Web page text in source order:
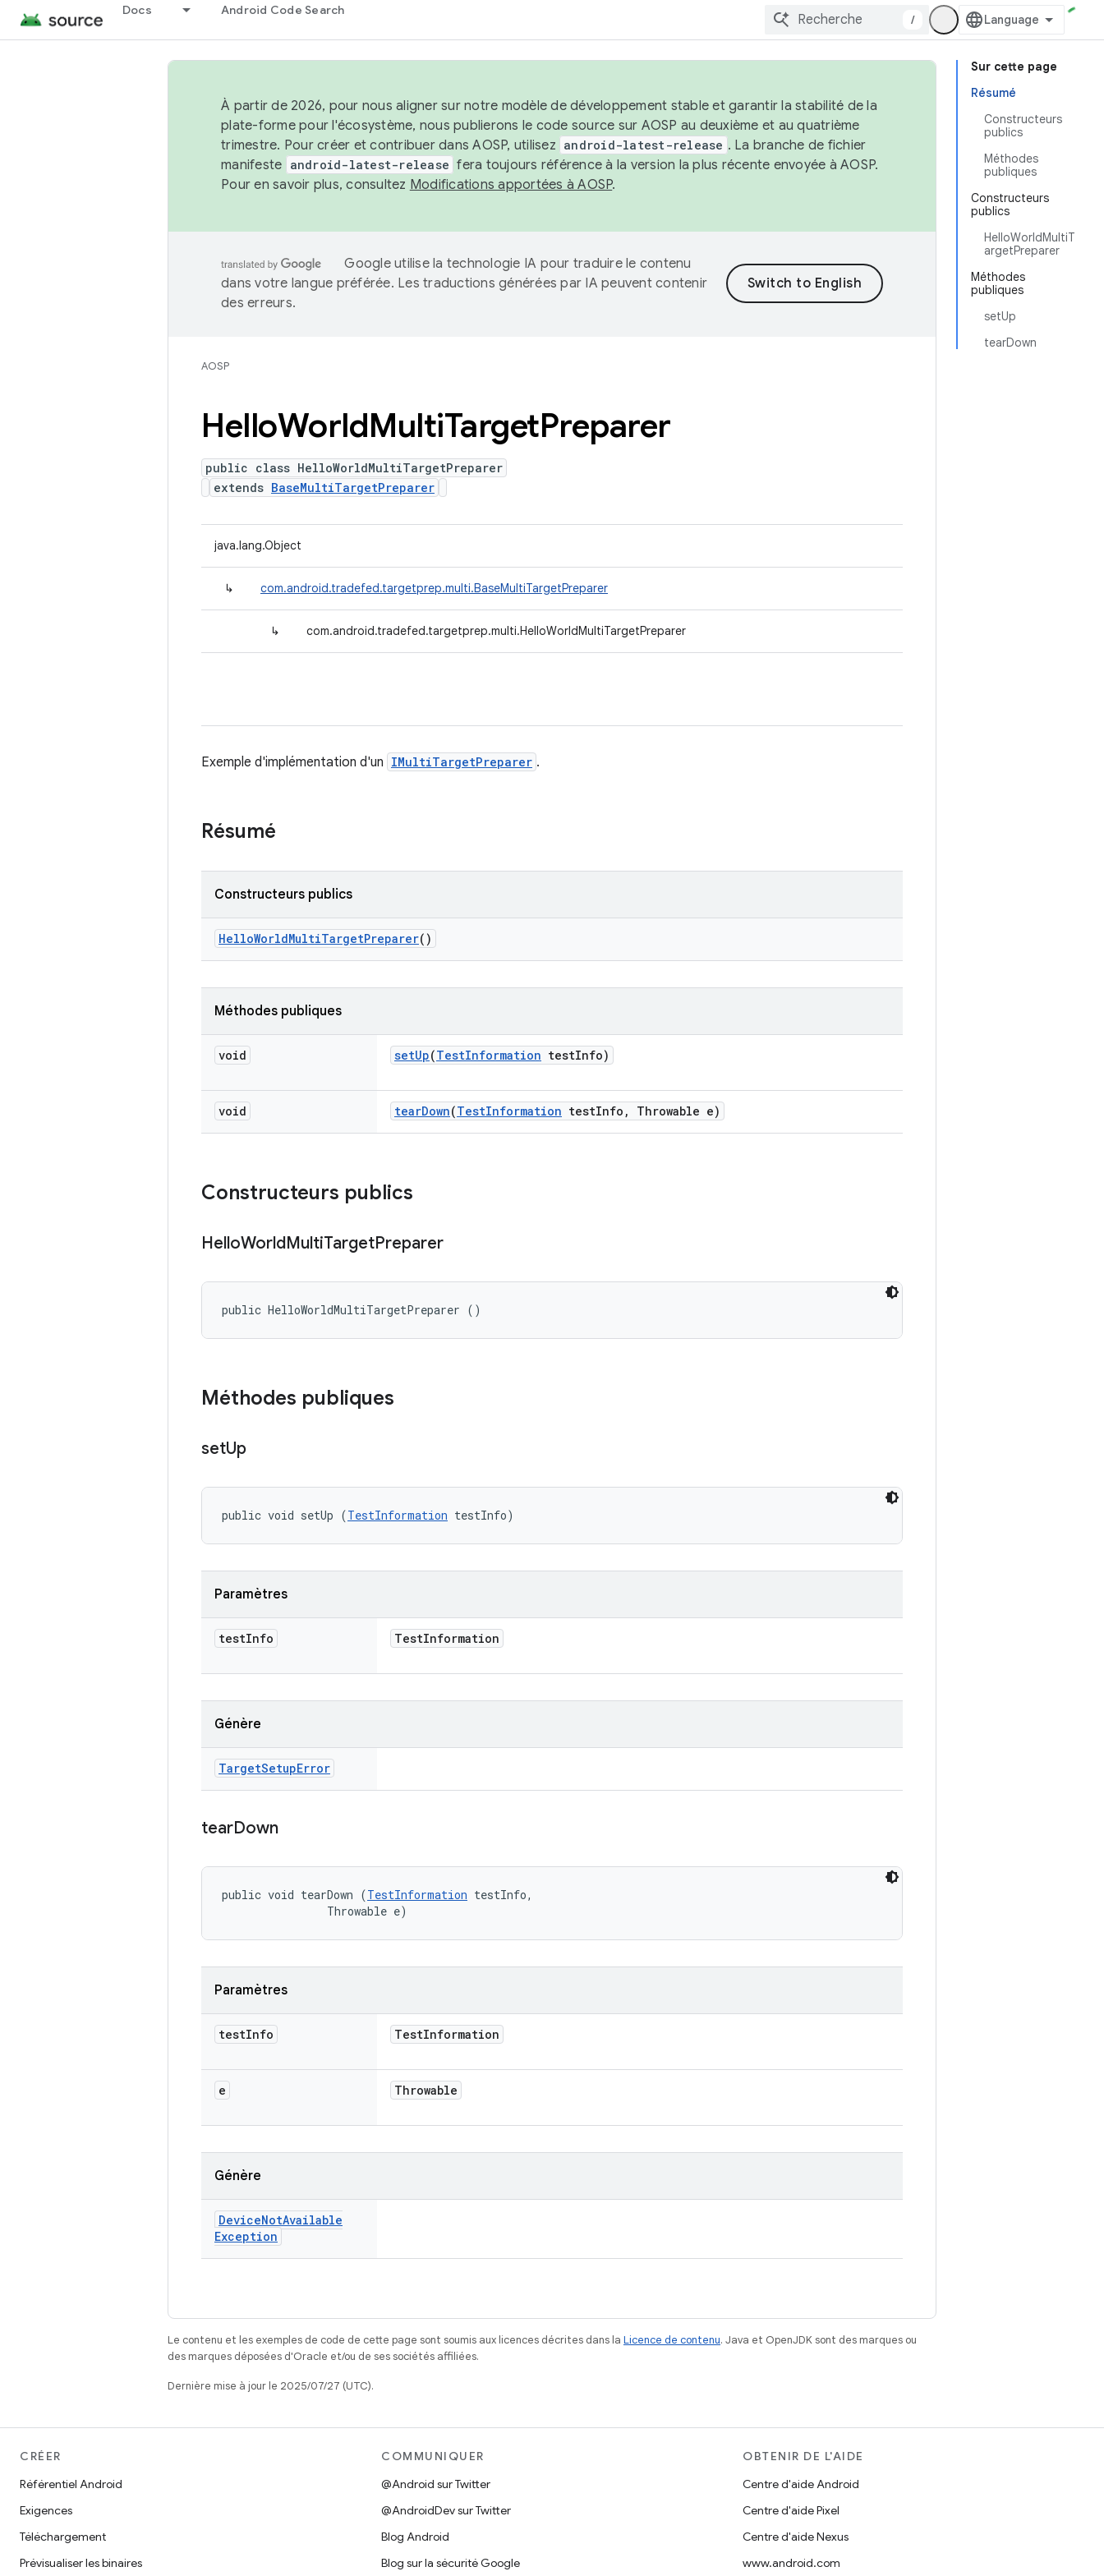
Docs Android Code Search
/
Sur cette page
Résumé
Constructeurs
publics
Méthodes
publiques
Constructeurs
publics
HelloWorldMultiT
argetPreparer
Méthodes
publiques
setUp
tearDown
À partir de 2026, pour nous aligner sur notre modèle de développement stable et garantir la stabilité de la
plate-forme pour l'écosystème, nous publierons le code source sur AOSP au deuxième et au quatrième
trimestre. Pour créer et contribuer dans AOSP, utilisez android-latest-release . La branche de fichier
manifeste android-latest-release fera toujours référence à la version la plus récente envoyée à AOSP.
Pour en savoir plus, consultez Modifications apportées à AOSP.
Google utilise la technologie IA pour traduire le contenu
dans votre langue préférée. Les traductions générées par IA peuvent contenir
des erreurs.
AOSP
HelloWorldMultiTargetPreparer
public class HelloWorldMultiTargetPreparer
extends BaseMultiTargetPreparer
java.lang.Object
↳ com.android.tradefed.targetprep.multi.BaseMultiTargetPreparer
↳ com.android.tradefed.targetprep.multi.HelloWorldMultiTargetPreparer
Exemple d'implémentation d'un IMultiTargetPreparer .
Résumé
Constructeurs publics
HelloWorldMultiTargetPreparer()
Méthodes publiques
void setUp(TestInformation testInfo)
void tearDown(TestInformation testInfo , Throwable e)
Constructeurs publics
HelloWorldMultiTargetPreparer
public HelloWorldMultiTargetPreparer ()
Méthodes publiques
setUp
public void setUp (TestInformation testInfo)
Paramètres
testInfo TestInformation
Génère
TargetSetupError
tearDown
public void tearDown (TestInformation testInfo,
                Throwable e)
Paramètres
testInfo TestInformation
e Throwable
Génère
DeviceNotAvailable
Exception
Le contenu et les exemples de code de cette page sont soumis aux licences décrites dans la Licence de contenu. Java et OpenJDK sont des marques ou
des marques déposées d'Oracle et/ou de ses sociétés affiliées.
Dernière mise à jour le 2025/07/27 (UTC).
CRÉER
Référentiel Android
Exigences
Téléchargement
Prévisualiser les binaires
COMMUNIQUER
@Android sur Twitter
@AndroidDev sur Twitter
Blog Android
Blog sur la sécurité Google
OBTENIR DE L'AIDE
Centre d'aide Android
Centre d'aide Pixel
Centre d'aide Nexus
www.android.com